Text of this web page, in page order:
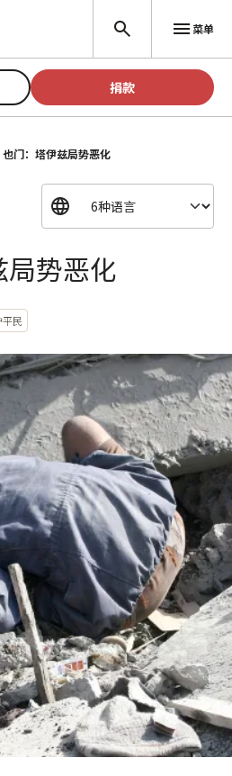
菜单
捐款
也门：塔伊兹局势恶化
势恶化
民